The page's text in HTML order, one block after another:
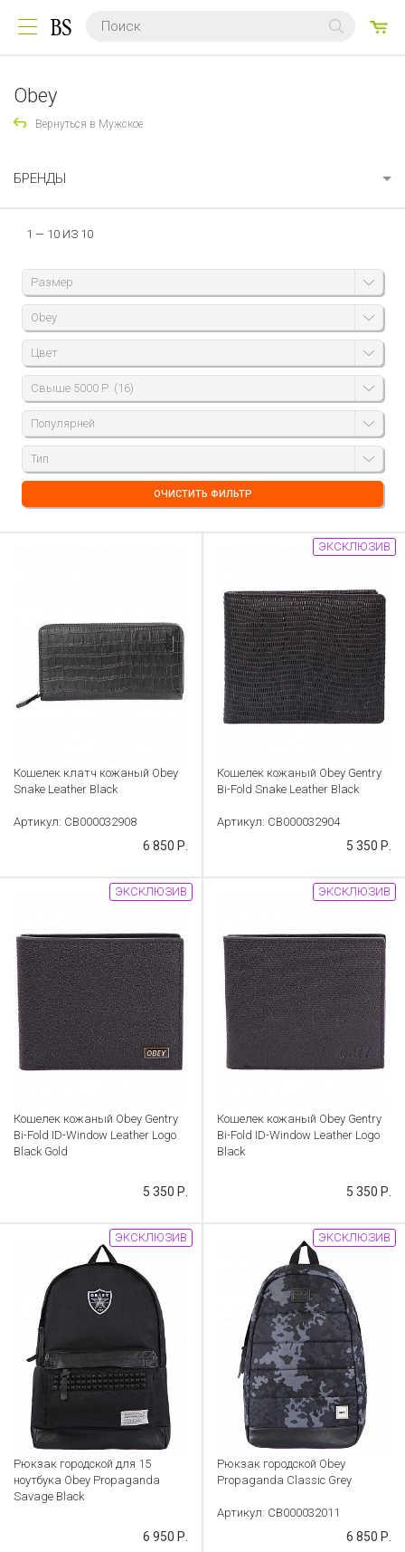
Obey
Вернуться в Мужское
БРЕНДЫ
1 — 10 ИЗ 10
Размер
Obey
Цвет
Свыше 5000 Р. (16)
Популярней
Тип
ОЧИСТИТЬ ФИЛЬТР
Кошелек клатч кожаный Obey
Snake Leather Black
Артикул: CB000032908
6 850 Р.
Кошелек кожаный Obey Gentry
Bi-Fold Snake Leather Black
Артикул: CB000032904
5 350 Р.
ЭКСКЛЮЗИВ
Кошелек кожаный Obey Gentry
Bi-Fold ID-Window Leather Logo
Black Gold
5 350 Р.
ЭКСКЛЮЗИВ
Кошелек кожаный Obey Gentry
Bi-Fold ID-Window Leather Logo
Black
5 350 Р.
ЭКСКЛЮЗИВ
Рюкзак городской для 15
ноутбука Obey Propaganda
Savage Black
6 950 Р.
ЭКСКЛЮЗИВ
Рюкзак городской Obey
Propaganda Classic Grey
Артикул: CB000032011
6 850 Р.
ЭКСКЛЮЗИВ